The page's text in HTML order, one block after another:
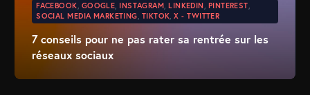
FACEBOOK, GOOGLE, INSTAGRAM,LINKEDIN, PINTEREST,
SOCIAL MEDIA MARKETING, TIKTOK,X - TWITTER
7 conseils pour ne pas rater sa rentrée sur les
réseaux sociaux